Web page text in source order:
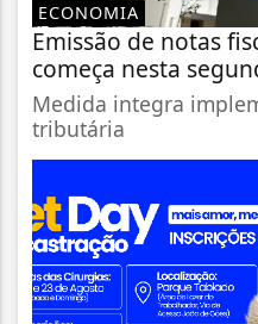
ECONOMIA
Emissão de notas
começa nesta
Medida integra
tributária